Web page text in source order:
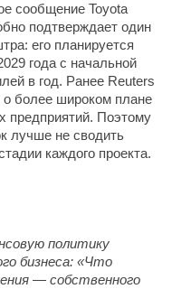
сообщение Toyota
подтверждает один
его планируется
года с начальной
в год. Ранее Reuters
более широком плане
предприятий. Поэтому
лучше не сводить
каждого проекта.
политику
бизнеса: «Что
— собственного